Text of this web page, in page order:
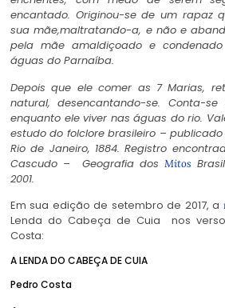
encantado. Originou-se de um rapaz
sua mãe,maltratando-a, e não e
pela mãe amaldiçoado e
águas do Parnaíba.
Depois que ele comer as 7 Marias,
natural, desencantando-se. Conta-
enquanto ele viver nas águas do rio.
estudo do folclore brasileiro –
Rio de Janeiro, 1884. Registro
Cascudo – Geografia dosMitos
2001.
Em sua edição de setembro de 2017, a
Lenda do Cabeça de Cuia nos
Costa:
A LENDA DO CABEÇA DE CUIA
Pedro Costa